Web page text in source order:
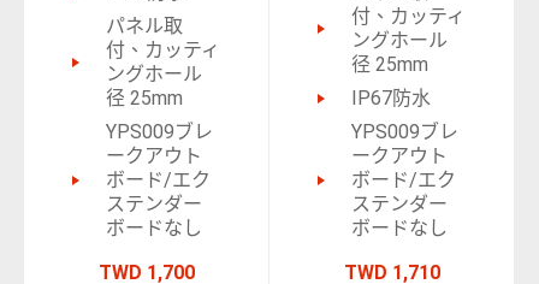
パネル取
付、カッティ
ングホール
径 25mm
YPS009ブレ
ークアウト
ボード/エク
ステンダー
ボードなし
TWD 1,700
付、カッティ
ングホール
径 25mm
IP67防水
YPS009ブレ
ークアウト
ボード/エク
ステンダー
ボードなし
TWD 1,710